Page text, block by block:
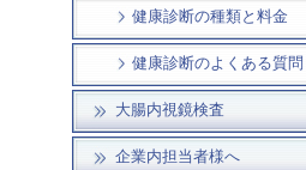
健康診断の種類と料金
健康診断のよくある質問
大腸内視鏡検査
企業内担当者様へ